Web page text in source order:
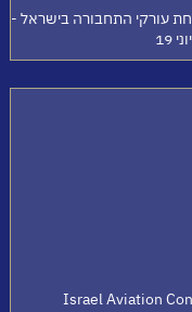
עורקי התחבורה בישראל -
יוני 19
Israel Aviation